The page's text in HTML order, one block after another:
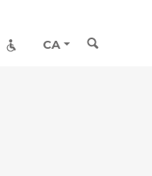
CA